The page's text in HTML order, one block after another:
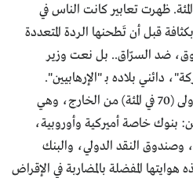
وبنسبة 61.4 في المئة. ظهرت تعابير كانت الناس في
قبل أن تَطحنها الردة المتعددة
ضد السرّاق.. بل نعت وزير
دائني بلاده بـ "الإرهابيين".
والدائنون أولئك هم بالدرجة الأولى (70 في المئة) من الخارج، وهي
بنوك خاصة أميركية وأوروبية،
وصندوق النقد الدولي، والبنك
المفضلة بالمضاربة في الإقراض